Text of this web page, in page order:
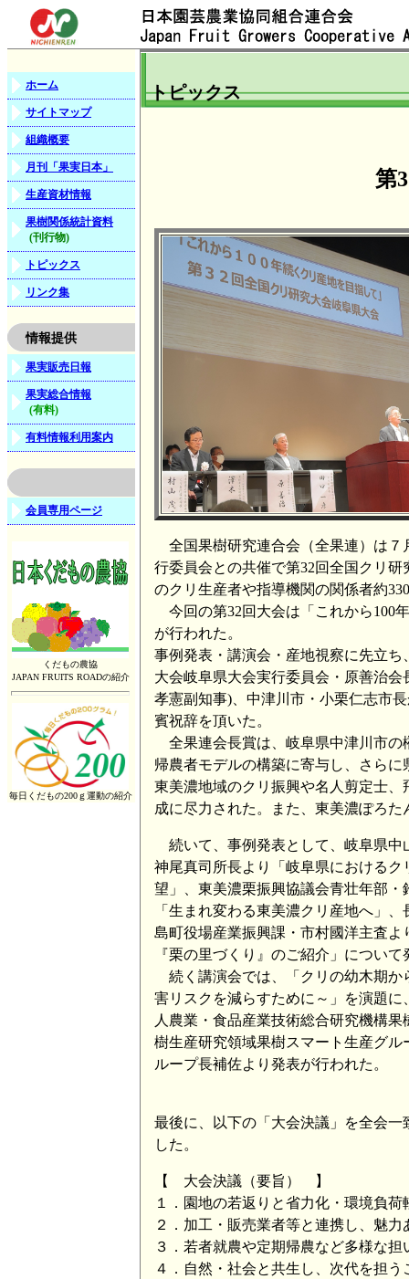
ホーム
サイトマップ
組織概要
月刊「果実日本」
生産資材情報
果樹関係統計資料
(刊行物)
トピックス
リンク集
情報提供
果実販売日報
果実総合情報
(有料)
有料情報利用案内
会員専用ページ
くだもの農協
JAPAN FRUITS ROADの紹介
毎日くだもの200ｇ運動の紹介
トピックス
第
全国果樹研究連合会（全果連）は７
行委員会との共催で第32回全国クリ
のクリ生産者や指導機関の関係者約
今回の第32回大会は「これから100
が行われた。
事例発表・講演会・産地視察に先立
大会岐阜県大会実行委員会・原善治
孝憲副知事)、中津川市・小栗仁志市
賓祝辞を頂いた。
全果連会長賞は、岐阜県中津川市の
帰農者モデルの構築に寄与し、さら
東美濃地域のクリ振興や名人剪定士
成に尽力された。また、東美濃ぽろ
続いて、事例発表として、岐阜県中
神尾真司所長より「岐阜県におけるク
望」、東美濃栗振興協議会青壮年部・
「生まれ変わる東美濃クリ産地へ」
島町役場産業振興課・市村國洋主査よ
『栗の里づくり』のご紹介」につい
続く講演会では、「クリの幼木期か
害リスクを減らすために～」を演題に
人農業・食品産業技術総合研究機構果
樹生産研究領域果樹スマート生産グル
ループ長補佐より発表が行われた。
最後に、以下の「大会決議」を全会一
した。
【 大会決議（要旨） 】
１．園地の若返りと省力化・環境負
２．加工・販売業者等と連携し、魅
３．若者就農や定期帰農など多様な
４．自然・社会と共生し、次代を担